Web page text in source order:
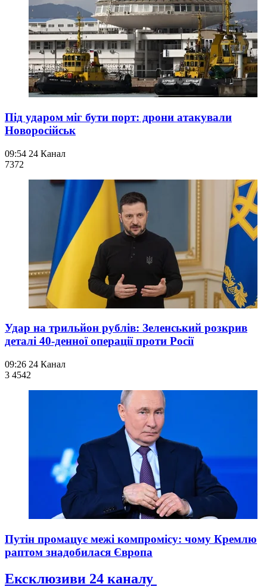
Під ударом міг бути порт: дрони атакували
Новоросійськ
09:54 24 Канал
7372
Удар на трильйон рублів: Зеленський розкрив
деталі 40-денної операції проти Росії
09:26 24 Канал
3 4542
Путін промацує межі компромісу: чому Кремлю
раптом знадобилася Європа
Ексклюзиви 24 каналу